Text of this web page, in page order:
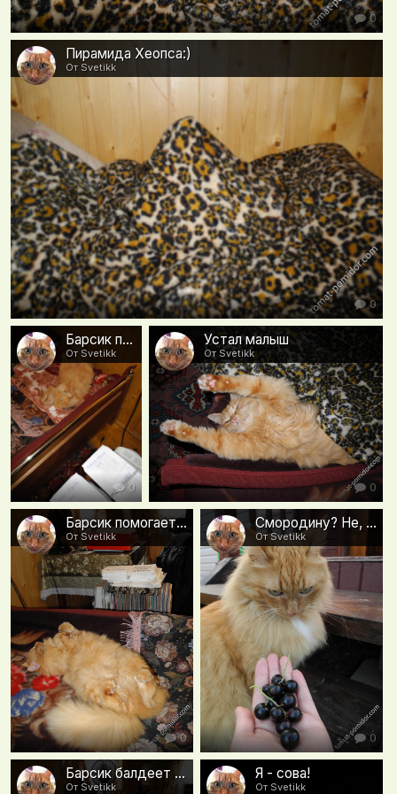
0
Пирамида Хеопса:)
От Svetikk
0
Барсик помогает сушить семена
От Svetikk
0
Устал малыш
От Svetikk
0
Барсик помогает сушить семена
От Svetikk
0
Смородину? Не, не буду...
От Svetikk
0
Барсик балдеет в жару под вентилятором
От Svetikk
Я - сова!
От Svetikk